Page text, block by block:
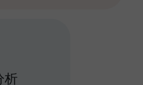
析